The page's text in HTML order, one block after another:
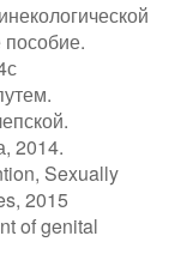
пособие.
2014.
Sexually
2015
of genital